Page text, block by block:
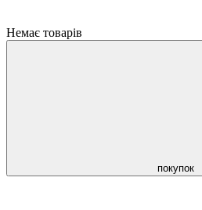
Немає товарів
покупок